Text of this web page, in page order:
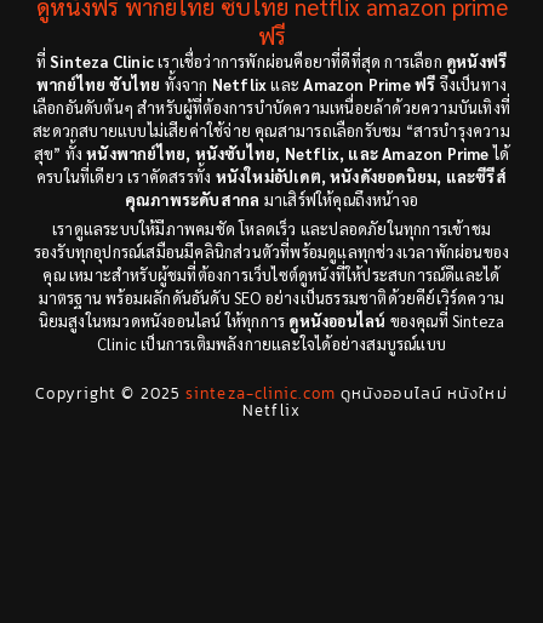
Dance เต้น (6)
Detective สืบสวน(18)
Disaster(9)
Disney+(8)
Documentary สารคดี(12)
Documentary สารคดี(3)
Drama ดราม่า(29)
Drama ดราม่า(278)
1971
1962
ดูหนังฟรี พากย์ไทย ซับไทย netflix amazon prime
ฟรี
ที่Sinteza Clinicเราเชื่อว่าการพักผ่อนคือยาที่ดีที่สุด การเลือก ดูหนังฟรี
พากย์ไทย ซับไทย ทั้งจาก NetflixและAmazon Prime ฟรี จึงเป็นทาง
เลือกอันดับต้นๆ สำหรับผู้ที่ต้องการบำบัดความเหนื่อยล้าด้วยความบันเทิงที่
สะดวกสบายแบบไม่เสียค่าใช้จ่าย คุณสามารถเลือกรับชม “สารบำรุงความ
สุข” ทั้งหนังพากย์ไทย, หนังซับไทย, Netflix, และ Amazon Primeได้
ครบในที่เดียว เราคัดสรรทั้ง หนังใหม่อัปเดต, หนังดังยอดนิยม, และซีรีส์
คุณภาพระดับสากล มาเสิร์ฟให้คุณถึงหน้าจอ
เราดูแลระบบให้มีภาพคมชัด โหลดเร็ว และปลอดภัยในทุกการเข้าชม
รองรับทุกอุปกรณ์เสมือนมีคลินิกส่วนตัวที่พร้อมดูแลทุกช่วงเวลาพักผ่อนของ
คุณ เหมาะสำหรับผู้ชมที่ต้องการเว็บไซต์ดูหนังที่ให้ประสบการณ์ดีและได้
มาตรฐาน พร้อมผลักดันอันดับ SEO อย่างเป็นธรรมชาติด้วยคีย์เวิร์ดความ
นิยมสูงในหมวดหนังออนไลน์ ให้ทุกการ ดูหนังออนไลน์ ของคุณที่ Sinteza
Clinic เป็นการเติมพลังกายและใจได้อย่างสมบูรณ์แบบ
Copyright © 2025sinteza-clinic.com ดูหนังออนไลน์ หนังใหม่
Netflix